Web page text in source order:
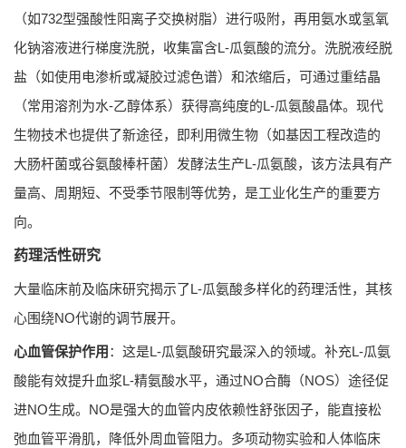
（如732型强酸性阳离子交换树脂）进行吸附，再用氨水或氢氧
化钠溶液进行梯度洗脱，收集富含L-瓜氨酸的流分。洗脱液经脱
盐（如使用电渗析或凝胶过滤色谱）和浓缩后，可通过重结晶
（常用溶剂为水-乙醇体系）获得高纯度的L-瓜氨酸晶体。现代
生物技术也提供了新途径，即利用微生物（如基因工程改造的
大肠杆菌或谷氨酸棒杆菌）发酵法生产L-瓜氨酸，该方法具有产
量高、周期短、不受季节限制等优势，是工业化生产的重要方
向。
药理活性研究
大量临床前及临床研究揭示了L-瓜氨酸多样化的药理活性，其核
心围绕NO代谢的调节展开。
心血管保护作用 ：这是L-瓜氨酸研究最深入的领域。补充L-瓜氨
酸能有效提升血浆L-精氨酸水平，通过NO合酶（NOS）途径促
进NO生成。NO是强大的血管内皮依赖性舒张因子，能直接松
弛血管平滑肌，降低外周血管阻力。多项动物实验和人体临床